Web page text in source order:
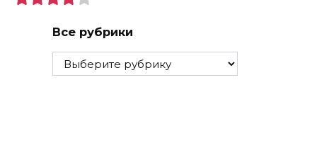
Все рубрики
Все
рубрики